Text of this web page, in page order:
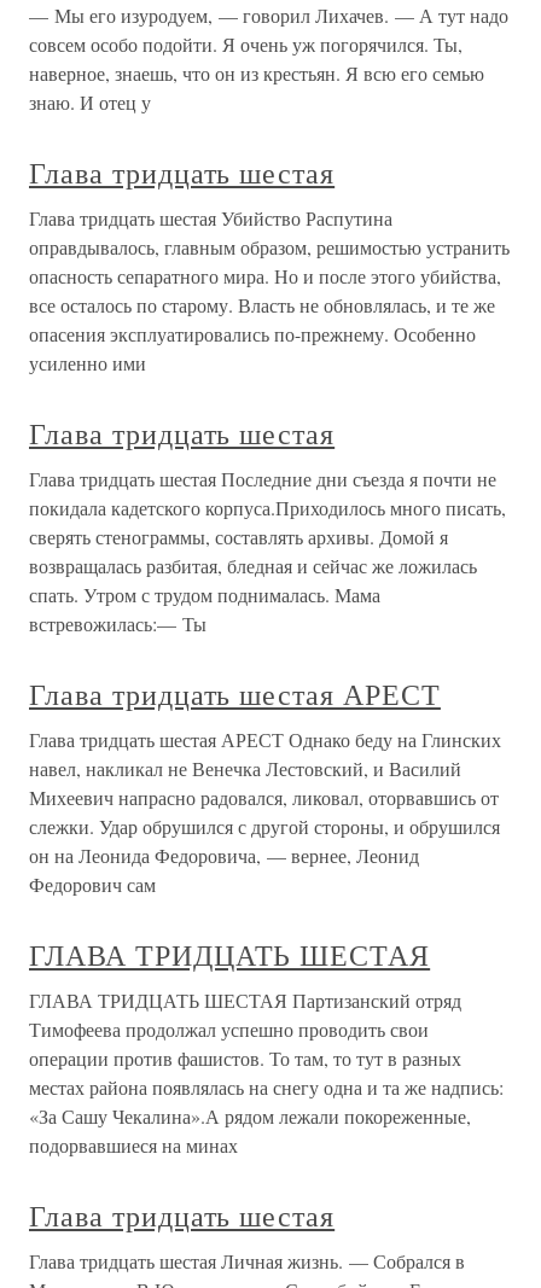
— Мы его изуродуем, — говорил Лихачев. — А тут надо
совсем особо подойти. Я очень уж погорячился. Ты,
наверное, знаешь, что он из крестьян. Я всю его семью
знаю. И отец у
Глава тридцать шестая
Глава тридцать шестая Убийство Распутина
оправдывалось, главным образом, решимостью устранить
опасность сепаратного мира. Но и после этого убийства,
все осталось по старому. Власть не обновлялась, и те же
опасения эксплуатировались по-прежнему. Особенно
усиленно ими
Глава тридцать шестая
Глава тридцать шестая Последние дни съезда я почти не
покидала кадетского корпуса.Приходилось много писать,
сверять стенограммы, составлять архивы. Домой я
возвращалась разбитая, бледная и сейчас же ложилась
спать. Утром с трудом поднималась. Мама
встревожилась:— Ты
Глава тридцать шестая АРЕСТ
Глава тридцать шестая АРЕСТ Однако беду на Глинских
навел, накликал не Венечка Лестовский, и Василий
Михеевич напрасно радовался, ликовал, оторвавшись от
слежки. Удар обрушился с другой стороны, и обрушился
он на Леонида Федоровича, — вернее, Леонид
Федорович сам
ГЛАВА ТРИДЦАТЬ ШЕСТАЯ
ГЛАВА ТРИДЦАТЬ ШЕСТАЯ Партизанский отряд
Тимофеева продолжал успешно проводить свои
операции против фашистов. То там, то тут в разных
местах района появлялась на снегу одна и та же надпись:
«За Сашу Чекалина».А рядом лежали покореженные,
подорвавшиеся на минах
Глава тридцать шестая
Глава тридцать шестая Личная жизнь. — Собрался в